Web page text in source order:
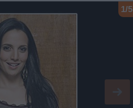
1/5